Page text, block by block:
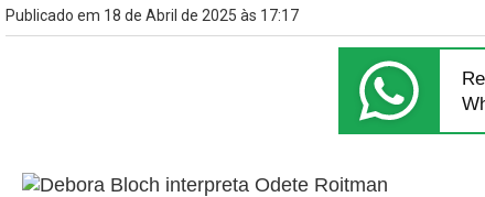
Publicado em 18 de Abril de 2025 às 17:17